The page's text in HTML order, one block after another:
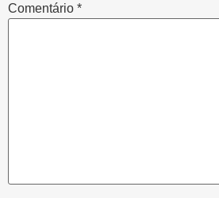
Comentário *